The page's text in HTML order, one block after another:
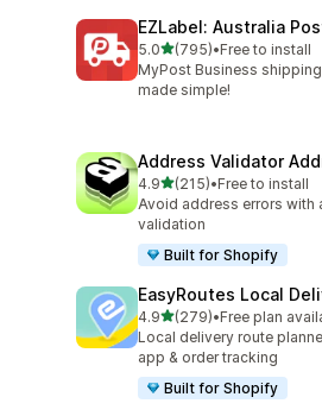
EZLabel: Australia
5.05つ星中
(795)
合計レビュー数：795件
•Free to install
MyPost Business
made simple!
Address Validator
4.95つ星中
(215)
合計レビュー数：215件
•Free to install
Avoid address errors with
validation
Built for Shopify
EasyRoutes Local
4.95つ星中
(279)
合計レビュー数：279件
•Free plan
Local delivery route
app & order tracking
Built for Shopify